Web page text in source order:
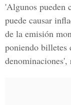
'Algunos pueden
puede causar
de la emisión
poniendo billetes
denominaciones',